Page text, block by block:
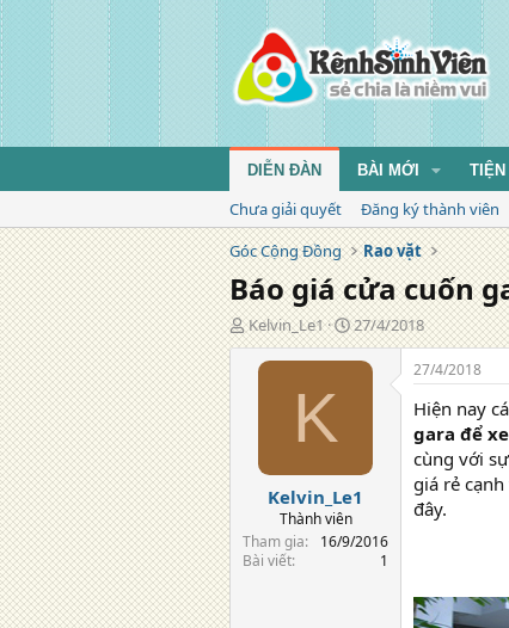
DIỄN ĐÀN BÀI MỚI TIỆN
Chưa giải quyết
Đăng ký thành viên
Góc Cộng Đồng
Rao vặt
Báo giá cửa cuốn
T
á
Kelvin_Le1
N
g
à
g
27/4/2018
K
Kelvin_Le1
Thành viên
Tham gia
16/9/2016
Bài viết
1
27/4/2018
Hiện nay
gara để xe
cùng với
giá rẻ
đây.